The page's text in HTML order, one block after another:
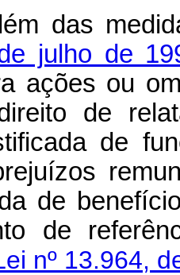
das
julho de
ações ou
de
de
de
de
nº 13.964,